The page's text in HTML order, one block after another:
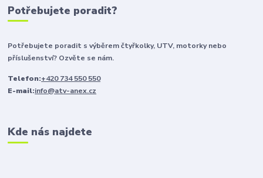
Potřebujete poradit?
Potřebujete poradit s výběrem čtyřkolky, UTV, motorky nebo
příslušenství? Ozvěte se nám.
Telefon:+420 734 550 550
E-mail:info@atv-anex.cz
Kde nás najdete